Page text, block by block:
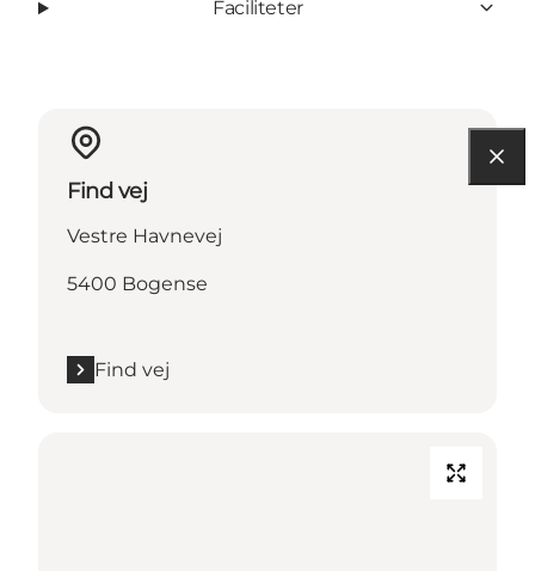
Faciliteter
Find vej
Vestre Havnevej
5400 Bogense
Find vej